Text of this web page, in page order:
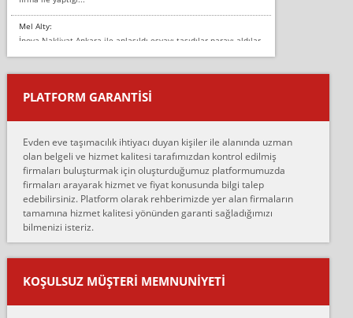
Mel Alty:
İnova Nakliyat Ankara ile anlaşıldı eşyayı taşıdılar parayı aldılar.
Salon duvarına bir baktım birisi boydan alüminyum renkli bantı
yapıştırm...
Murat:
çalıştıklarını, müş...
Ahmet:
Lüleburgaz güngünes evden eve naklyat eşyalarımı taşımak için
anlaştık sabah eve geldiklerinde de eşyalarımı düzgün şekilde
sarcaz demelerine r...
mehmet güldü:
Ankara ALİCANLAR NAKLİYAT Tutarsız ve ticari ahlak problemleri
var verdikleri fiyat teklifini arttırdılar. Sonrasında taşıma gününde
oldukça tutarsı...
PLATFORM GARANTİSİ
Evden eve taşımacılık ihtiyacı duyan kişiler ile alanında uzman
olan belgeli ve hizmet kalitesi tarafımızdan kontrol edilmiş
firmaları buluşturmak için oluşturduğumuz platformumuzda
firmaları arayarak hizmet ve fiyat konusunda bilgi talep
edebilirsiniz. Platform olarak rehberimizde yer alan firmaların
tamamına hizmet kalitesi yönünden garanti sağladığımızı
bilmenizi isteriz.
KOŞULSUZ MÜŞTERI MEMNUNIYETI